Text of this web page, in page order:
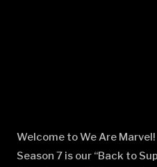
Welcome to We Are
Season 7 is our “Back to